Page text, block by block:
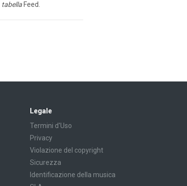
tabella Feed.
Legale
Termini d'Uso
Privacy
Violazione del copyright
Sicurezza
Identificazione della musica